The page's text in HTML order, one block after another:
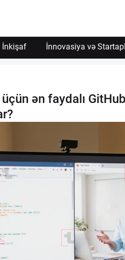
İnkişaf İnnovasiya və
ən faydalı